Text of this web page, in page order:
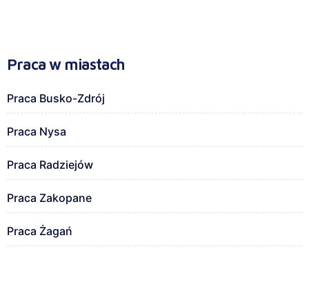
Praca w miastach
Praca Busko-Zdrój
Praca Nysa
Praca Radziejów
Praca Zakopane
Praca Żagań